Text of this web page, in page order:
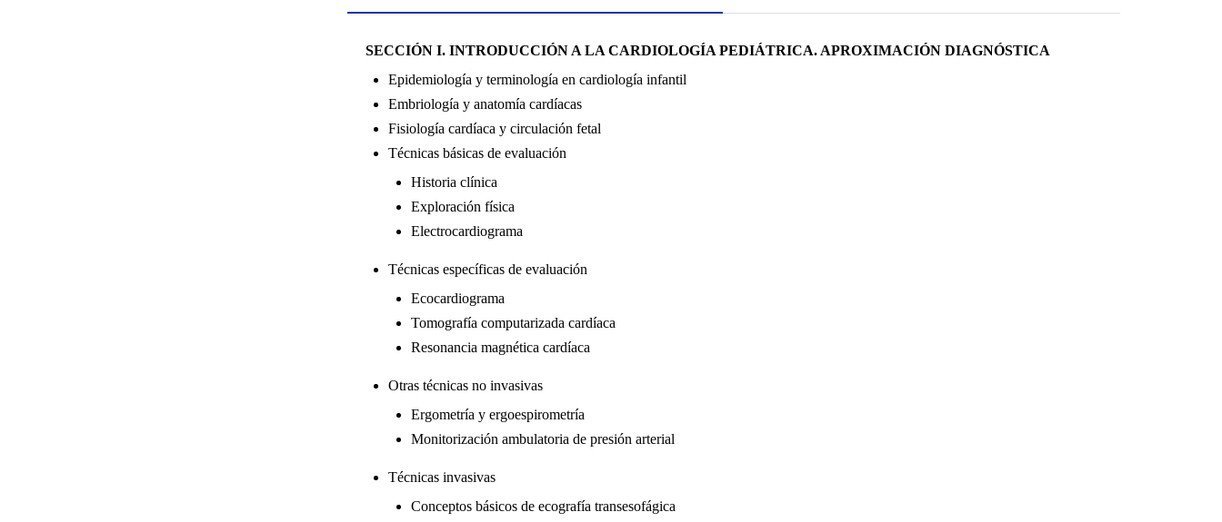
SECCIÓN I. INTRODUCCIÓN A LA CARDIOLOGÍA PEDIÁTRICA. APROXIMACIÓN DIAGNÓSTICA
Epidemiología y terminología en cardiología infantil
Embriología y anatomía cardíacas
Fisiología cardíaca y circulación fetal
Técnicas básicas de evaluación
Historia clínica
Exploración física
Electrocardiograma
Técnicas específicas de evaluación
Ecocardiograma
Tomografía computarizada cardíaca
Resonancia magnética cardíaca
Otras técnicas no invasivas
Ergometría y ergoespirometría
Monitorización ambulatoria de presión arterial
Técnicas invasivas
Conceptos básicos de ecografía transesofágica